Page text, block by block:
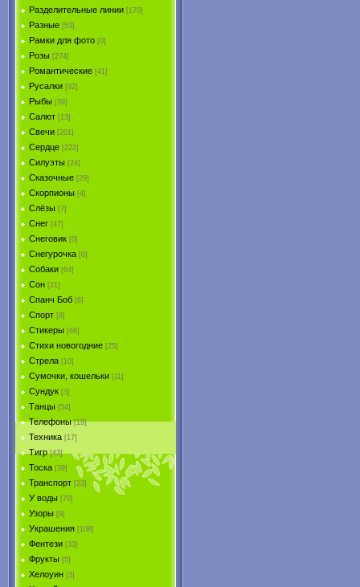
Разделительные линии [170]
Разные [53]
Рамки для фото [0]
Розы [274]
Романтические [41]
Русалки [92]
Рыбы [39]
Салют [13]
Свечи [201]
Сердце [222]
Силуэты [24]
Сказочные [29]
Скорпионы [4]
Слёзы [7]
Снег [47]
Снеговик [0]
Снегурочка [0]
Собаки [64]
Сон [21]
Спанч Боб [6]
Спорт [8]
Стикеры [66]
Стихи новогодние [25]
Стрела [10]
Сумочки, кошельки [11]
Сундук [3]
Танцы [54]
Телефоны [19]
Техника [17]
Тигр [43]
Тоска [39]
Транспорт [23]
У воды [70]
Узоры [9]
Украшения [108]
Фентези [33]
Фрукты [5]
Хелоуин [3]